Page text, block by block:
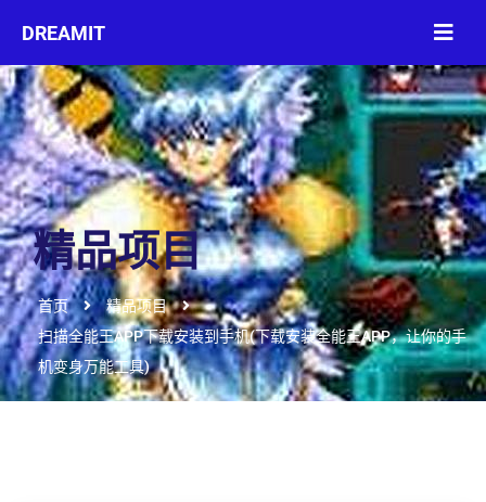
精品项目
首页
精品项目
扫描全能王APP下载安装到手机(下载安装全能王APP，让你的手
机变身万能工具)